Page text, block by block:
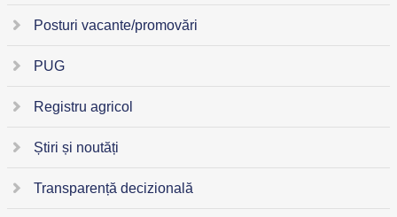
Posturi vacante/promovări
PUG
Registru agricol
Știri și noutăți
Transparență decizională